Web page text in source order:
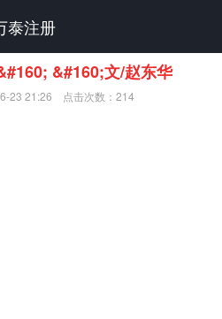
泰注册
&#160;文/赵东华
23 21:26 点击次数：214